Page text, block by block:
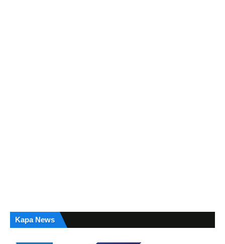
Kapa News